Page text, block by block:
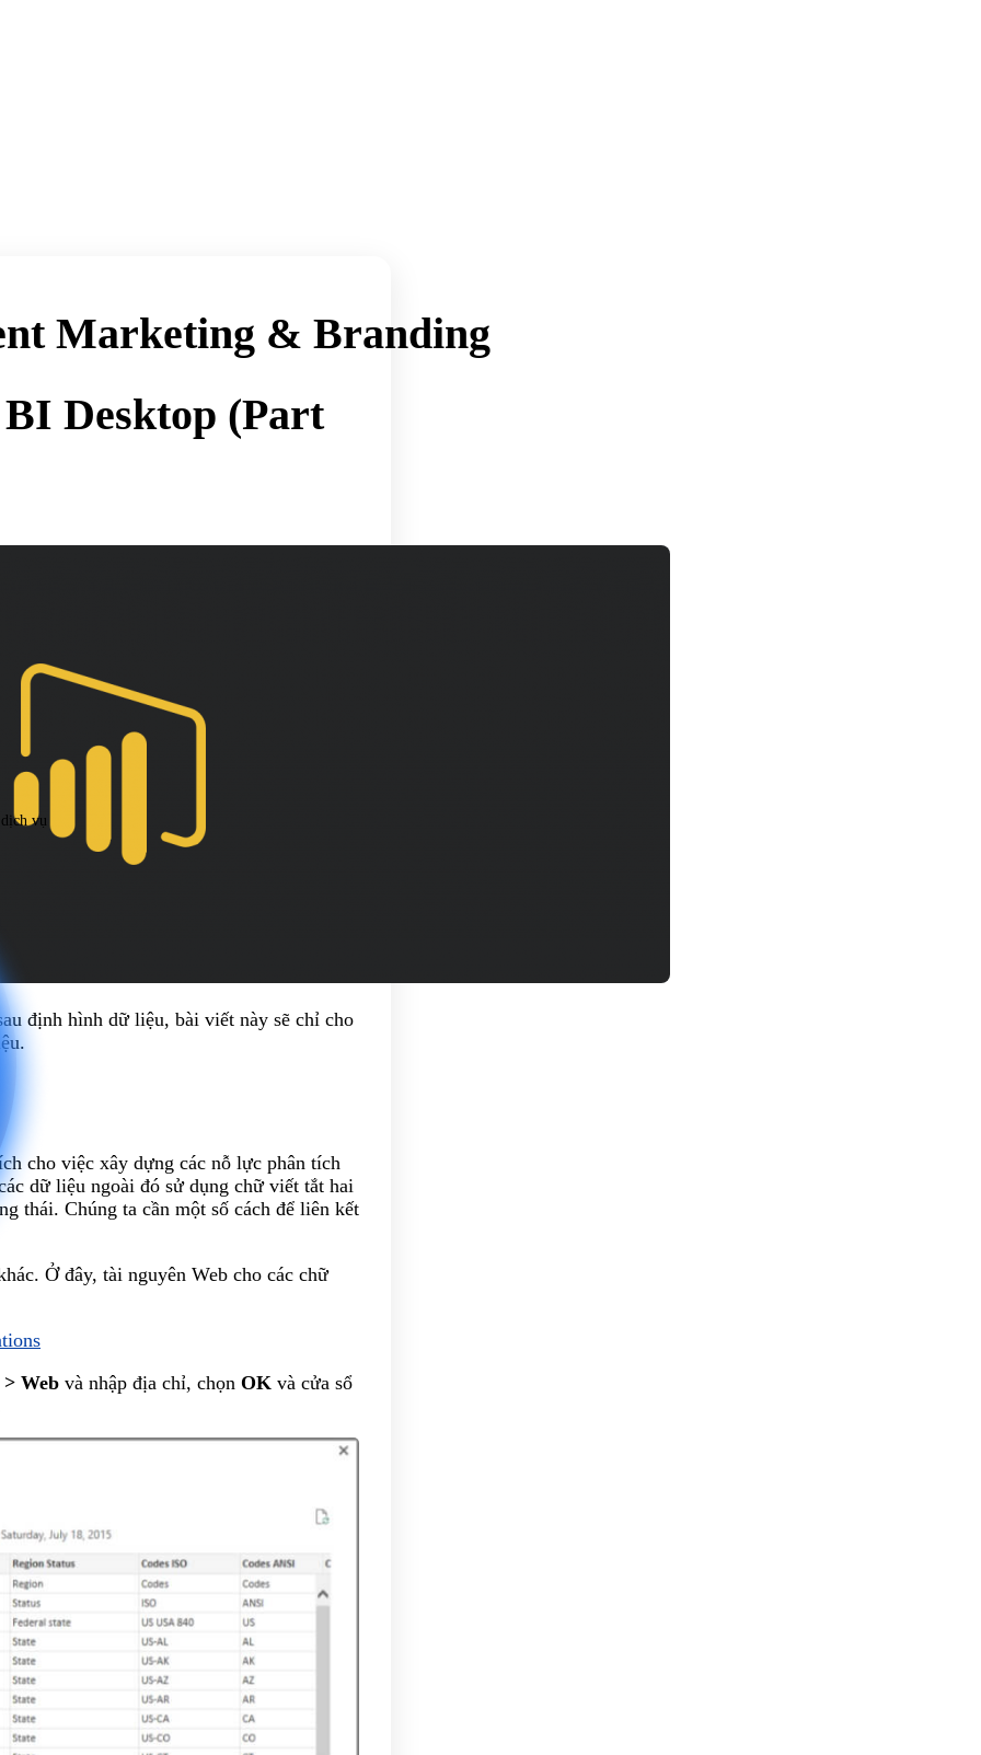
Marketing & Branding
vụ
Desktop (Part
định hình dữ liệu, bài viết này sẽ chỉ cho
cho việc xây dựng các nỗ lực phân tích
dữ liệu ngoài đó sử dụng chữ viết tắt hai
thái. Chúng ta cần một số cách để liên kết
Ở đây, tài nguyên Web cho các chữ
Web và nhập địa chỉ, chọn OK và cửa sổ